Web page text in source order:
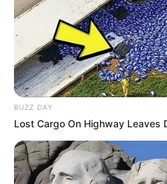
Passe a agulha franzindo
BUZZ DAY
Lost Cargo On Highway Leaves